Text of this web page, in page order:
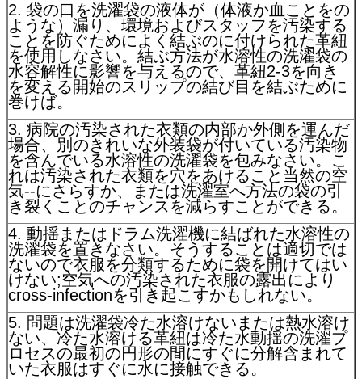
2. 袋の口を洗濯袋の液体が（体液か血ことをの
ような）漏り、環境およびスタッフを汚染する
ことを防ぐためによく結ぶのに付けられた革紐
を使用しなさい。結ぶ方法が水溶性の洗濯袋の
水容解性に影響を与えるので、革紐2-3を向き
を変える開始のスリップの結び目を結ぶために
巻けば。
3. 病院の汚染された衣類の内部か外側を運んだ
場合、別のきれいな外装袋が付いている汚染物
を含んでいる水溶性の洗濯袋を包みなさい。こ
れは汚染された衣類を穴をあけること当然の空
気--にさらすか、または洗濯室へ方法の袋の引
き裂くことのチャンスを減らすことができる。
4. 動揺またはドラム洗濯機に結ばれた水溶性の
洗濯袋を置きなさい。そうすることは適切では
ないので衣服を分類するために袋を開けてはい
けない;空気への汚染された衣服の露出により
cross-infectionを引き起こすかもしれない。
5. 問題は洗濯袋冷た水溶けないまたは熱水溶け
ない、冷た水溶ける革紐は冷た水動揺の洗濯プ
ロセスの最初の円形の間にすぐに分解含まれて
いた衣服はすぐに水に接触できる。